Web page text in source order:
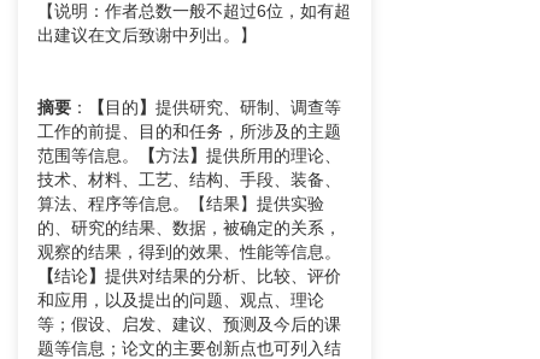
【说明：作者总数一般不超过6位，如有超
出建议在文后致谢中列出。】
摘要 ： 【 目的】 提供研究、研制、调查等
工作的前提、目的和任务，所涉及的主题
范围等信息。
【方法】 提供所用的理论、
技术、材料、工艺、结构、手段、装备、
算法、程序等信息。【结果】提供实验
的、研究的结果、数据，被确定的关系，
观察的结果，得到的效果、性能等信息。
【结论】 提供对结果的分析、比较、评价
和应用，以及提出的问题、观点、理论
等；假设、启发、建议、预测及今后的课
题等信息；论文的主要创新点也可列入结